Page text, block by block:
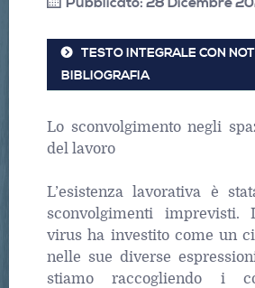
TESTO INTEGRALE CON
BIBLIOGRAFIA
Lo sconvolgimento negli
del lavoro
L’esistenza lavorativa è
sconvolgimenti imprevisti.
virus ha investito come un
nelle sue diverse
stiamo raccogliendo i